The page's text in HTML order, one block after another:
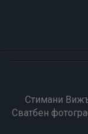
Стимани
Сватбен